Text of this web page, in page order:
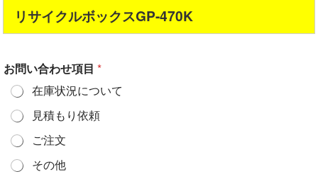
リサイクルボックスGP-470K
お問い合わせ項目 *
在庫状況について
見積もり依頼
ご注文
その他